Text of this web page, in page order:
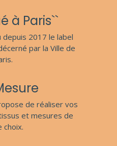
à Paris``
depuis 2017 le label
par la Ville de
de réaliser vos
et mesures de
choix.